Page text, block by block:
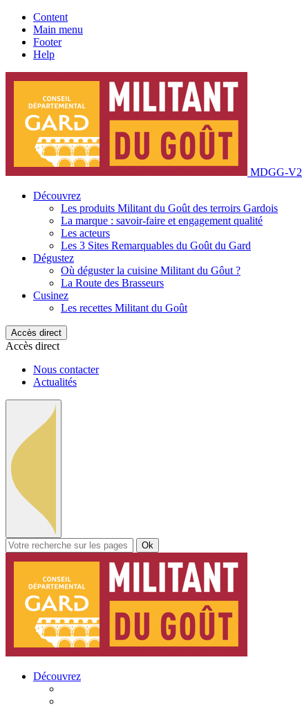
Content
Main menu
Footer
Help
MDGG-V2
Découvrez
Les produits Militant du Goût des terroirs Gardois
La marque : savoir-faire et engagement qualité
Les acteurs
Les 3 Sites Remarquables du Goût du Gard
Dégustez
Où déguster la cuisine Militant du Gôut ?
La Route des Brasseurs
Cusinez
Les recettes Militant du Goût
Accès direct
Accès direct
Nous contacter
Actualités
Ok
Découvrez